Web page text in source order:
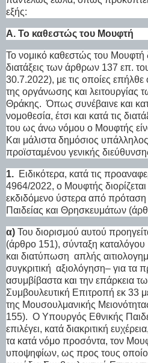
εξής:
Α. Το καθεστώς του Μουφτή
Το νομικό καθεστώς του Μουφτή
διατάξεις των άρθρων 137 επ.
30.7.2022), με τις οποίες
της οργάνωσης και λειτουργίας
Θράκης. Όπως συνέβαινε και
νομοθεσία, έτσι και κατά τις
του ως άνω νόμου ο Μουφτής
Και μάλιστα δημόσιος
προϊσταμένου γενικής
1. Ειδικότερα, κατά τις
4964/2022, ο Μουφτής
εκδιδόμενο ύστερα από
Παιδείας και Θρησκευμάτων
α) Του διορισμού αυτού
(άρθρο 151), σύνταξη καταλόγου
και διατύπωση απλής
συγκριτική αξιολόγηση– για τα
ασυμβίβαστα και την επάρκεια
Συμβουλευτική Επιτροπή εκ 33
της Μουσουλμανικής
155). Ο Υπουργός Εθνικής
επιλέγει, κατά διακριτική
τα κατά νόμο προσόντα, τον
υποψηφίων, ως προς τους